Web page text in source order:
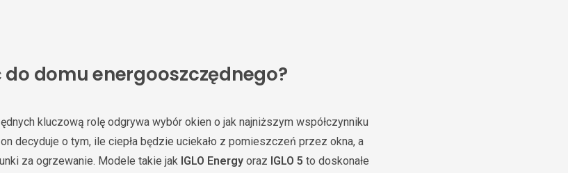
domu energooszczędnego?
kluczową rolę odgrywa wybór okien o jak najniższym współczynniku
decyduje o tym, ile ciepła będzie uciekało z pomieszczeń przez okna, a
za ogrzewanie. Modele takie jak IGLO Energy oraz IGLO 5 to doskonałe